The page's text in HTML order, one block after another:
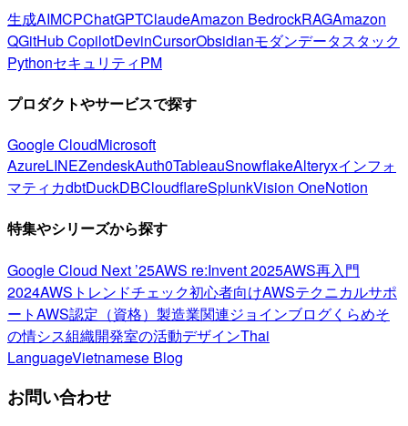
生成AIMCPChatGPTClaudeAmazon BedrockRAGAmazon
QGitHub CopilotDevinCursorObsidianモダンデータスタック
PythonセキュリティPM
プロダクトやサービスで探す
Google CloudMicrosoft
AzureLINEZendeskAuth0TableauSnowflakeAlteryxインフォ
マティカdbtDuckDBCloudflareSplunkVision OneNotion
特集やシリーズから探す
Google Cloud Next ’25AWS re:Invent 2025AWS再入門
2024AWSトレンドチェック初心者向けAWSテクニカルサポ
ートAWS認定（資格） 製造業関連ジョインブログくらめそ
の情シス組織開発室の活動デザインThai
LanguageVietnamese Blog
お問い合わせ